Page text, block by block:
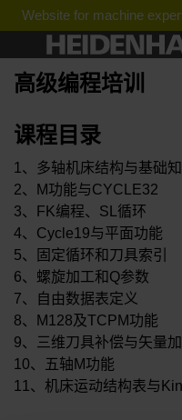
Website for machine
高级编程培训
课程目录
1、多轴机床结构与基础
2、M功能与CYCLE32
3、FK编程、SL循环
4、Cycle19与平面功能
5、固定循环和刀具索引
6、螺旋加工和Q参数
7、自由数据表定义
8、M128及TCPM功能
9、三维刀具补偿与矢量
10、五轴M功能
11、机床运动结构表与